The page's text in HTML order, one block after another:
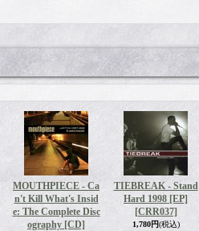
MOUTHPIECE - Ca
n't Kill What's Insid
e: The Complete Disc
ography [CD]
TIEBREAK - Stand
Hard 1998 [EP]
[CRR037]
1,780円(税込)